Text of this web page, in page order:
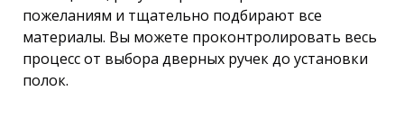
пожеланиям и тщательно подбирают все
материалы. Вы можете проконтролировать весь
процесс от выбора дверных ручек до установки
полок.